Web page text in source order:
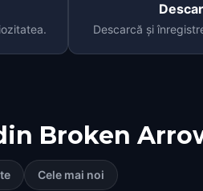
Descarcă și
Broken
Cele mai noi